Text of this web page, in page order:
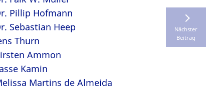
Nächster
Beitrag
Pillip Hofmann
Sebastian Heep
Thurn
Ammon
Kamin
Martins de Almeida